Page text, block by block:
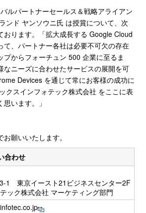
ルパートナーセールス＆戦略アライアン
ンド ヤンソウニ氏 は授賞について、次
おります。「拡大成長する Google Cloud
て、パートナー各社は必要不可欠の存在
プからフォーチュン 500 企業に至るま
なニーズに合わせたサービスの展開を可
Devices を通じて常にお客様の成功に
クスインフォテック株式会社 をここに表
います。」
願いいたします。
合わせ
1 東京イースト21ビジネスセンター2F
ック株式会社 マーケティング部門